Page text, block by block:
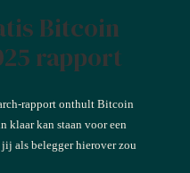
Bitcoin
rapport
rapport onthult Bitcoin
klaar kan staan voor een
als belegger hierover zou